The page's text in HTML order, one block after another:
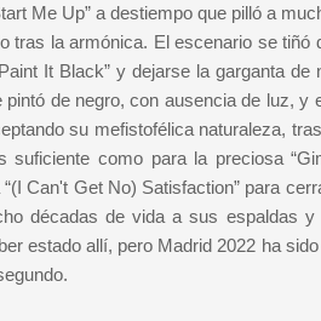
Me Up” a destiempo que pilló a
tras la armónica. El escenario se
It Black” y dejarse la garganta
de negro, con ausencia de luz,
su mefistofélica naturaleza,
suficiente como para la preciosa
Can't Get No) Satisfaction” para
décadas de vida a sus espaldas
estado allí, pero Madrid 2022 ha